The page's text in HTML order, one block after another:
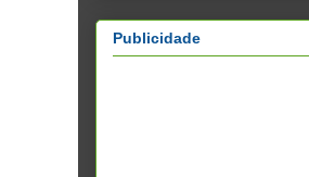
Publicidade